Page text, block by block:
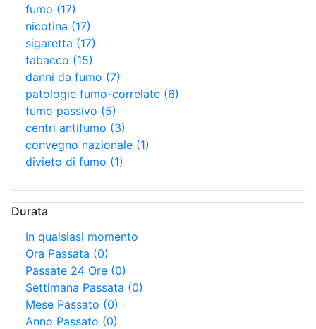
fumo (17)
nicotina (17)
sigaretta (17)
tabacco (15)
danni da fumo (7)
patologie fumo-correlate (6)
fumo passivo (5)
centri antifumo (3)
convegno nazionale (1)
divieto di fumo (1)
Durata
In qualsiasi momento
Ora Passata (0)
Passate 24 Ore (0)
Settimana Passata (0)
Mese Passato (0)
Anno Passato (0)